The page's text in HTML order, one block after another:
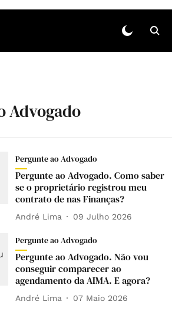
Advogado
Pergunte ao Advogado
Pergunte ao Advogado. Como saber
se o proprietário registrou meu
contrato de nas Finanças?
André Lima 09 Julho 2026
Pergunte ao Advogado
Pergunte ao Advogado. Não vou
conseguir comparecer ao
agendamento da AIMA. E agora?
André Lima 07 Maio 2026